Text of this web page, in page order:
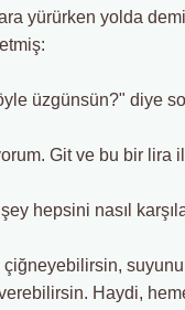
yürürken yolda
üzgünsün?" diye
Git ve bu bir lira
hepsini nasıl
Haydi,